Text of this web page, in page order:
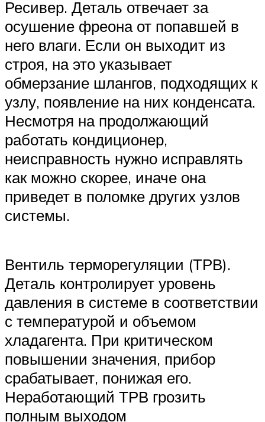
Ресивер. Деталь отвечает за
осушение фреона от попавшей в
него влаги. Если он выходит из
строя, на это указывает
обмерзание шлангов, подходящих к
узлу, появление на них конденсата.
Несмотря на продолжающий
работать кондиционер,
неисправность нужно исправлять
как можно скорее, иначе она
приведет в поломке других узлов
системы.
Вентиль терморегуляции (ТРВ).
Деталь контролирует уровень
давления в системе в соответствии
с температурой и объемом
хладагента. При критическом
повышении значения, прибор
срабатывает, понижая его.
Неработающий ТРВ грозить
полным выходом